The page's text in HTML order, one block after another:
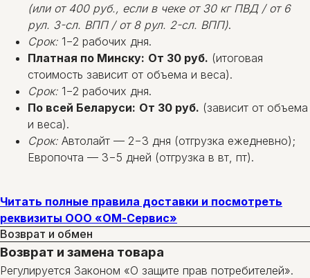
(или от 400 руб., если в чеке от 30 кг ПВД / от 6
рул. 3-сл. ВПП / от 8 рул. 2-сл. ВПП).
Срок: 1−2 рабочих дня.
Платная по Минску: От 30 руб. (итоговая
стоимость зависит от объема и веса).
Срок: 1−2 рабочих дня.
По всей Беларуси: От 30 руб. (зависит от объема
и веса).
Срок: Автолайт — 2−3 дня (отгрузка ежедневно);
Европочта — 3−5 дней (отгрузка в вт, пт).
Читать полные правила доставки и посмотреть
реквизиты ООО «ОМ-Сервис»
Возврат и обмен
Возврат и замена товара
Регулируется Законом «О защите прав потребителей».